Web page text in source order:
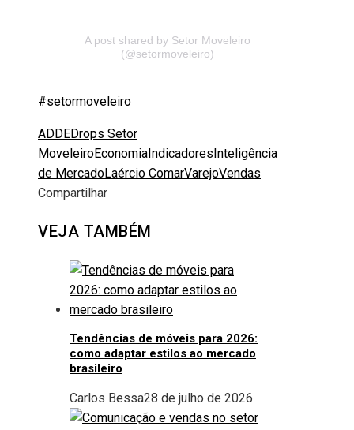
A post shared by Setor Moveleiro
(@setormoveleiro)
#setormoveleiro
ADDEDrops Setor
MoveleiroEconomiaIndicadoresInteligência
de MercadoLaércio ComarVarejoVendas
Compartilhar
VEJA TAMBÉM
Tendências de móveis para 2026:
como adaptar estilos ao mercado
brasileiro
Carlos Bessa28 de julho de 2026